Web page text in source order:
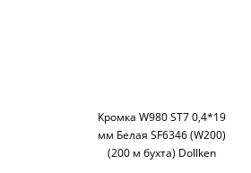
Кромка W980 ST7 0,4*19
мм Белая SF6346 (W200)
(200 м бухта) Dollken